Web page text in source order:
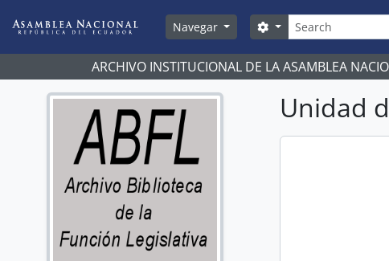
Navegar
Búsqueda
Search options
ARCHIVO INSTITUCIONAL DE LA ASAMBLEA
Unidad